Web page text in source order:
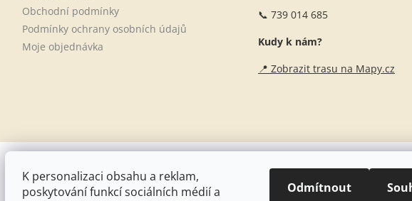
K personalizaci obsahu a reklam,
poskytování funkcí sociálních médií a
Odmítnout
Obchodní podmínky
Podmínky ochrany osobních údajů
Moje objednávka
📞 739 014 685
Kudy k nám?
📍 Zobrazit trasu na Mapy.cz
Naše stáje + blogové články